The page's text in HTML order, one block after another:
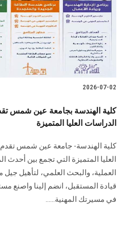
سجل
2026-07-02
كلية الهندسة بجامعة عين شمس
الدراسات العليا المتميزة
كلية الهندسة- جامعة عين شمس
العليا المتميزة التي تجمع بين أحدث
العملية، والبحث العلمي، لتأهيل
قيادة المستقبل، انضم إلينا واصنع
في مسيرتك المهنية......